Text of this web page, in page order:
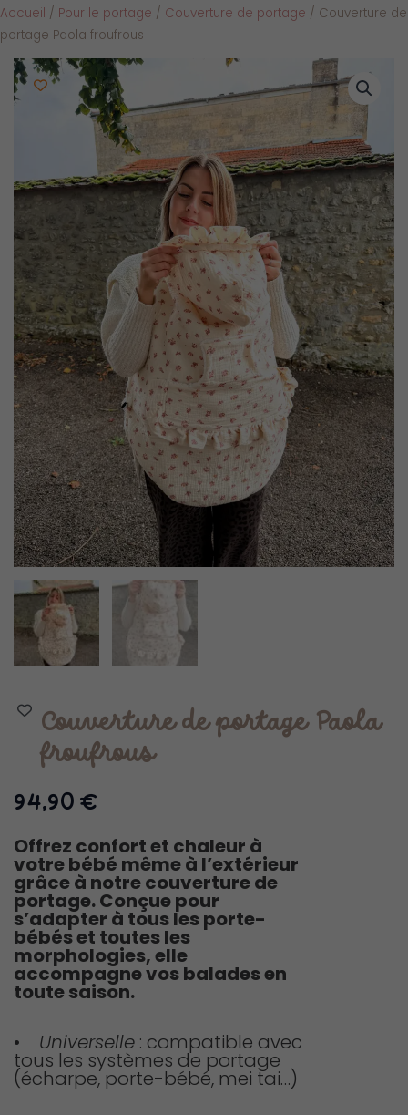
Accueil / Pour le portage / Couverture de portage / Couverture de
portage Paola froufrous
Couverture de portage Paola
froufrous
94,90 €
Offrez confort et chaleur à
votre bébé même à l’extérieur
grâce à notre couverture de
portage. Conçue pour
s’adapter à tous les porte-
bébés et toutes les
morphologies, elle
accompagne vos balades en
toute saison.
•
Universelle : compatible avec
tous les systèmes de portage
(écharpe, porte-bébé, mei tai…)